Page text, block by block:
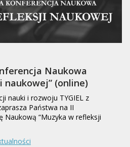
Naukowa
naukowej” (online)
nauki i rozwoju TYGIEL z
Państwa na II
Naukową “Muzyka w refleksji